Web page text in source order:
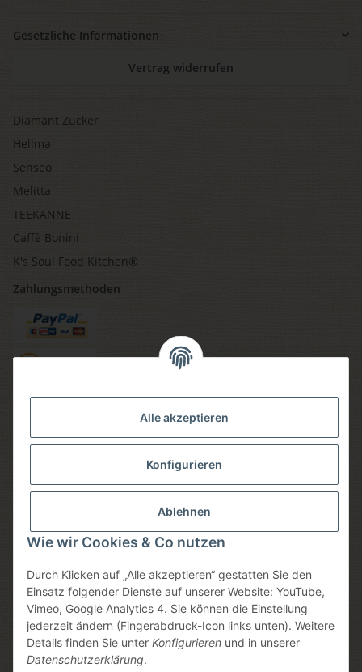
Alle akzeptieren
Konfigurieren
Ablehnen
Wie wir Cookies & Co nutzen
Durch Klicken auf „Alle akzeptieren“ gestatten Sie den
Einsatz folgender Dienste auf unserer Website: YouTube,
Vimeo, Google Analytics 4. Sie können die Einstellung
jederzeit ändern (Fingerabdruck-Icon links unten). Weitere
Details finden Sie unter Konfigurieren und in unserer
Datenschutzerklärung.
Gesetzliche Informationen
Vertrag widerrufen
Diamant Zucker
Hellma
Senseo
Melitta
TEEKANNE
Caffè Bonini
K's Soul Food Kitchen®
Zahlungsmethoden
Versandmethoden
Sicheres einkaufen
* Alle Preise inkl. gesetzlicher USt., zzgl.